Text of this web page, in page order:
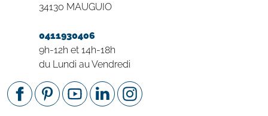
34130 MAUGUIO
0411930406
9h-12h et 14h-18h
du Lundi au Vendredi